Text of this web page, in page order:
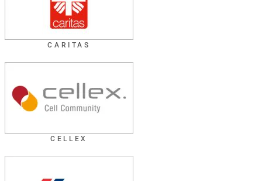
CARITAS
CELLEX